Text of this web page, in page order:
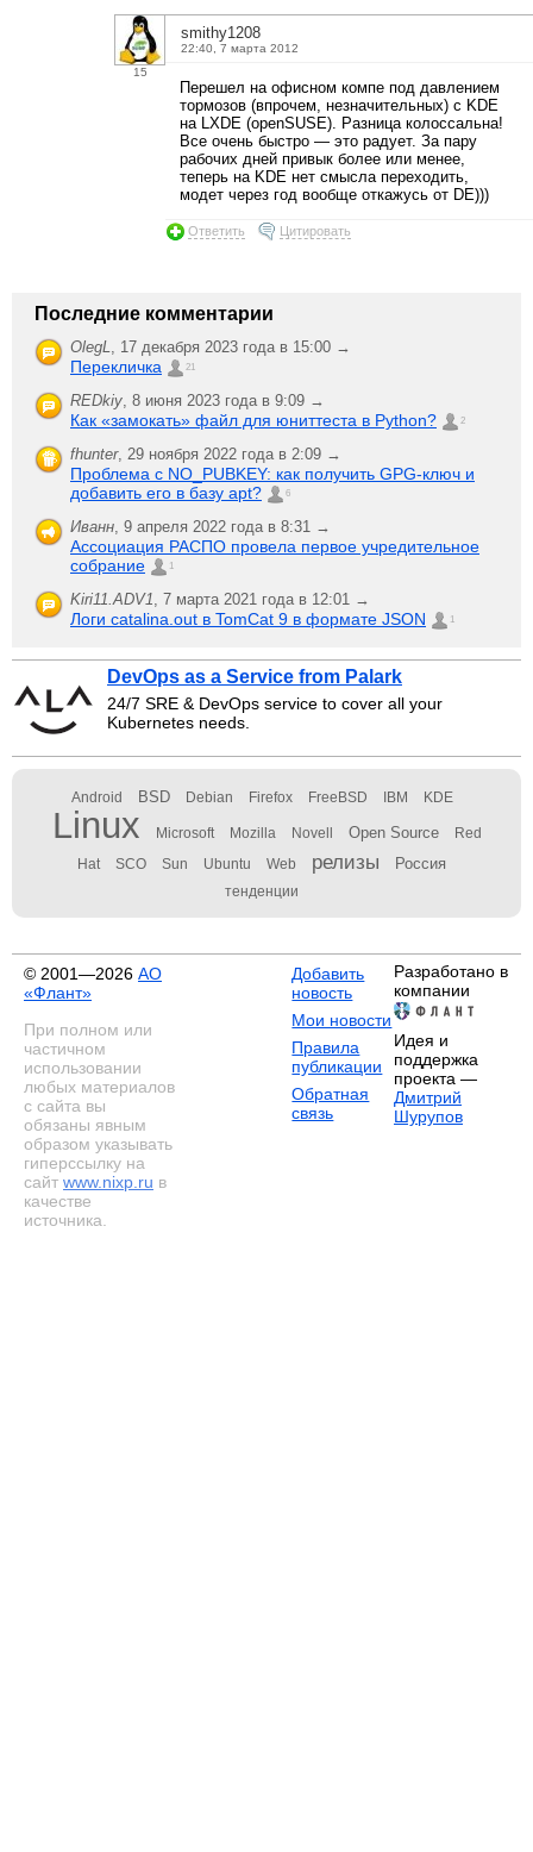
15
smithy1208
22:40, 7 марта 2012
Перешел на офисном компе под давлением
тормозов (впрочем, незначительных) с KDE
на LXDE (openSUSE). Разница колоссальна!
Все очень быстро — это радует. За пару
рабочих дней привык более или менее,
теперь на KDE нет смысла переходить,
модет через год вообще откажусь от DE)))
Ответить Цитировать
Последние комментарии
OlegL, 17 декабря 2023 года в 15:00 →
Перекличка 21
REDkiy, 8 июня 2023 года в 9:09 →
Как «замокать» файл для юниттеста в Python? 2
fhunter, 29 ноября 2022 года в 2:09 →
Проблема с NO_PUBKEY: как получить GPG-ключ и
добавить его в базу apt?
6
Иванн, 9 апреля 2022 года в 8:31 →
Ассоциация РАСПО провела первое учредительное
собрание
1
Kiri11.ADV1, 7 марта 2021 года в 12:01 →
Логи catalina.out в TomCat 9 в формате JSON 1
DevOps as a Service from Palark
24/7 SRE & DevOps service to cover all your
Kubernetes needs.
Android BSD Debian Firefox FreeBSD IBM KDE
Linux Microsoft Mozilla Novell Open Source Red
Hat SCO Sun Ubuntu Web релизы Россия
тенденции
© 2001—2026 АО
«Флант»
При полном или
частичном
использовании
любых материалов
с сайта вы
обязаны явным
образом указывать
гиперссылку на
сайт www.nixp.ru в
качестве
источника.
Добавить
новость
Мои новости
Правила
публикации
Обратная
связь
Разработано в
компании
Идея и
поддержка
проекта —
Дмитрий
Шурупов